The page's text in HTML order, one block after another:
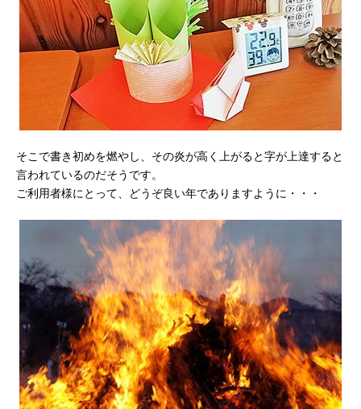
そこで書き初めを燃やし、その炎が高く上がると字が上達すると
言われているのだそうです。
ご利用者様にとって、どうぞ良い年でありますように・・・